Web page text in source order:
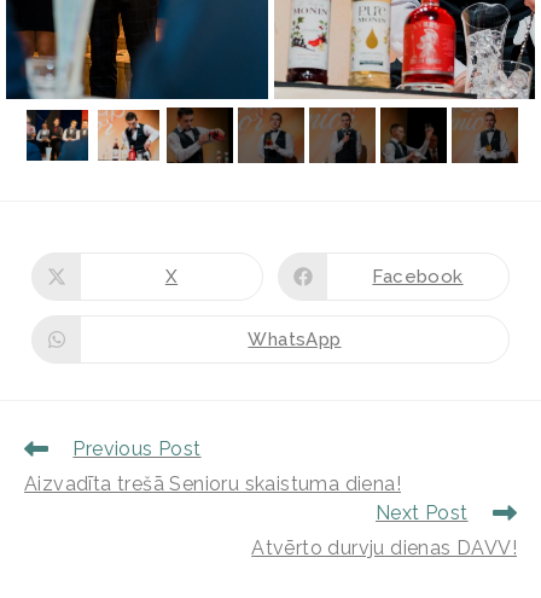
X Facebook
WhatsApp
Previous Post
Aizvadīta trešā Senioru skaistuma diena!
Next Post
Atvērto durvju dienas DAVV!